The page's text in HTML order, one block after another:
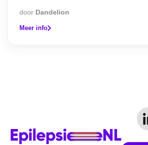
door Dandelion
Meer info